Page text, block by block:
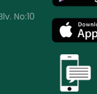
No:10